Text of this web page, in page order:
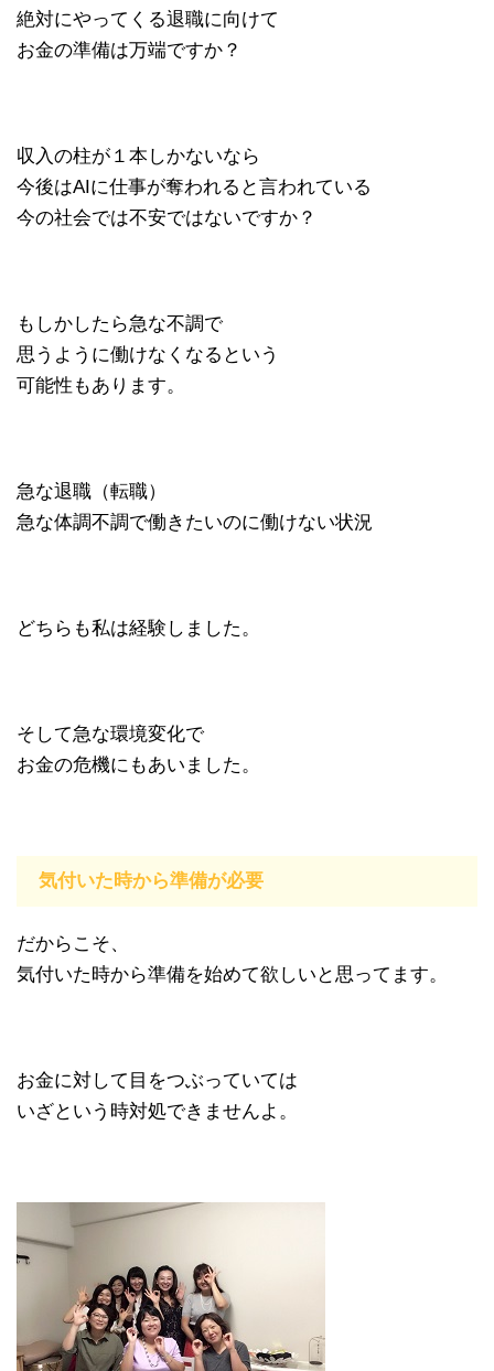
絶対にやってくる退職に向けて
お金の準備は万端ですか？
収入の柱が１本しかないなら
今後はAIに仕事が奪われると言われている
今の社会では不安ではないですか？
もしかしたら急な不調で
思うように働けなくなるという
可能性もあります。
急な退職（転職）
急な体調不調で働きたいのに働けない状況
どちらも私は経験しました。
そして急な環境変化で
お金の危機にもあいました。
気付いた時から準備が必要
だからこそ、
気付いた時から準備を始めて欲しいと思ってます。
お金に対して目をつぶっていては
いざという時対処できませんよ。